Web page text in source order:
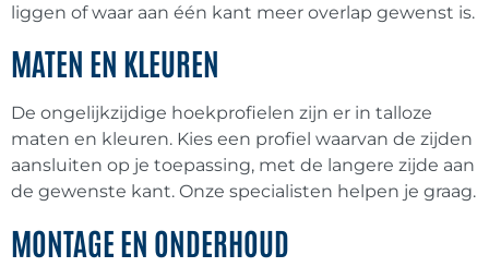
Bitumen loodvervanger
Eurotexx gevelbekleding (0)
liggen of waar aan één kant meer overlap gewenst is.
MATEN EN KLEUREN
De ongelijkzijdige hoekprofielen zijn er in talloze
maten en kleuren. Kies een profiel waarvan de zijden
aansluiten op je toepassing, met de langere zijde aan
de gewenste kant. Onze specialisten helpen je graag.
MONTAGE EN ONDERHOUD